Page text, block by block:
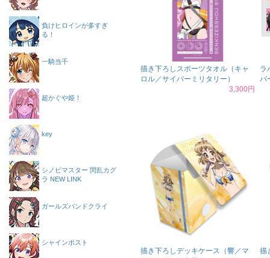
描き下ろしスポーツタオル（キャ
ロル／サイバーミリタリー）
3,300円
ラ
バ
描き下ろしデッキケース（響／マ
描
負けヒロインが多すぎ
る！
一騎当千
超かぐや姫！
key
シノビマスター 閃乱カグ
ラ NEW LINK
ガールズバンドクライ
シャインポスト